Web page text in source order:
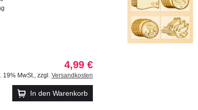
4,99 €
19% MwSt., zzgl. Versandkosten
In den Warenkorb